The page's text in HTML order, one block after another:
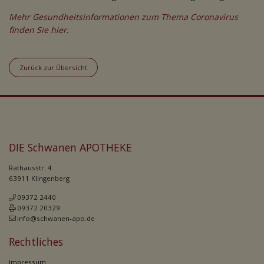
Zurück zur Übersicht
Mehr Gesundheitsinformationen zum Thema Coronavirus
finden Sie hier.
DIE Schwanen APOTHEKE
Rathausstr. 4
63911 Klingenberg
09372 2440
09372 20329
info@schwanen-apo.de
Rechtliches
Impressum